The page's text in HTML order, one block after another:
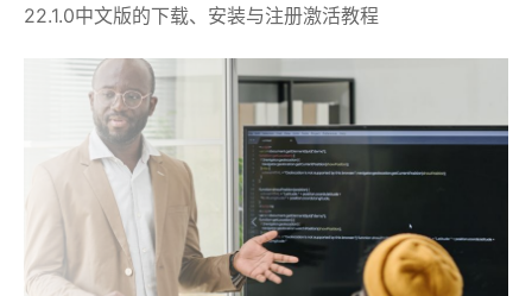
22.1.0中文版的下载、安装与注册激活教程